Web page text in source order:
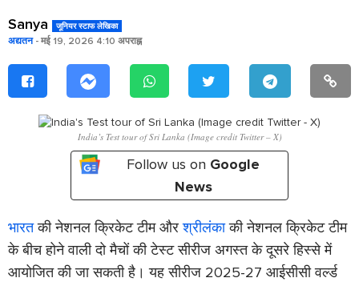
Sanya जूनियर स्टाफ लेखिका
अद्यतन- मई 19, 2026 4:10 अपराह्न
India’s Test tour of Sri Lanka (Image credit Twitter – X)
Follow us on Google
News
भारतकी नेशनल क्रिकेट टीम औरश्रीलंकाकी नेशनल क्रिकेट टीम
के बीच होने वाली दो मैचों की टेस्ट सीरीज अगस्त के दूसरे हिस्से में
आयोजित की जा सकती है। यह सीरीज 2025-27 आईसीसी वर्ल्ड